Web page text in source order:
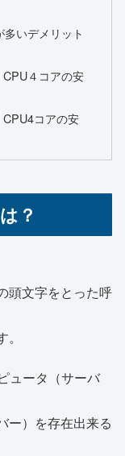
いデメリット
４コアの安
コアの安
？
頭文字をとった呼
ュータ（サーバ
ー）を存在出来る